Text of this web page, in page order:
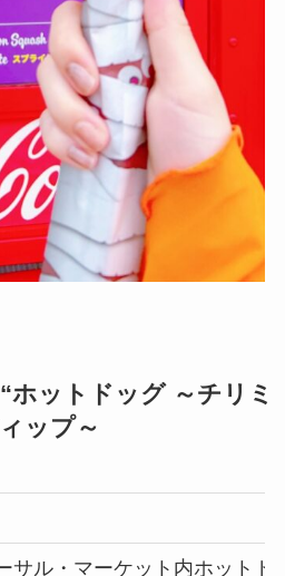
ットドッグ ～チリミ
ップ～
サル・マーケット内ホット